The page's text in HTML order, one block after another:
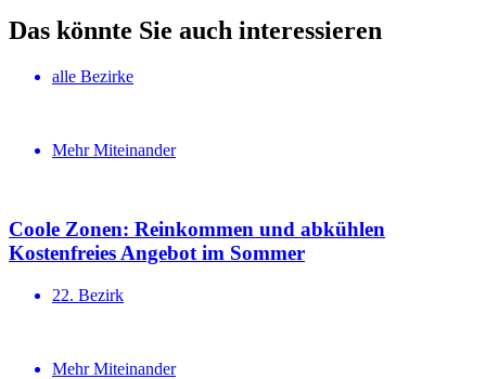
Das könnte Sie auch interessieren
alle Bezirke
Mehr Miteinander
Coole Zonen: Reinkommen und abkühlen
Kosten­freies Angebot im Sommer
22. Bezirk
Mehr Miteinander